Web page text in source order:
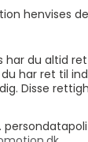
henvises
har du altid
har ret til
Disse